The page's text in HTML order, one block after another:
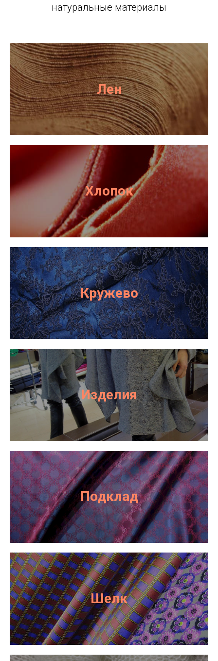
натуральные материалы
Лен
Хлопок
Кружево
Изделия
Подклад
Шелк